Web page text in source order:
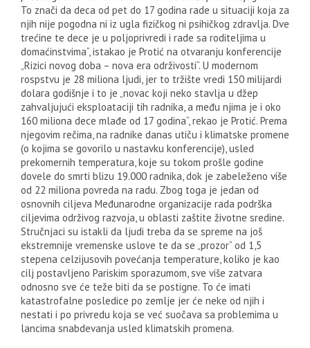
To znači da deca od pet do 17 godina rade u situaciji koja za
njih nije pogodna ni iz ugla fizičkog ni psihičkog zdravlja. Dve
trećine te dece je u poljoprivredi i rade sa roditeljima u
domaćinstvima“, istakao je Protić na otvaranju konferencije
„Rizici novog doba – nova era održivosti“. U modernom
rospstvu je 28 miliona ljudi, jer to tržište vredi 150 milijardi
dolara godišnje i to je „novac koji neko stavlja u džep
zahvaljujući eksploataciji tih radnika, a među njima je i oko
160 miliona dece mlađe od 17 godina“, rekao je Protić. Prema
njegovim rečima, na radnike danas utiču i klimatske promene
(o kojima se govorilo u nastavku konferencije), usled
prekomernih temperatura, koje su tokom prošle godine
dovele do smrti blizu 19.000 radnika, dok je zabeleženo više
od 22 miliona povreda na radu. Zbog toga je jedan od
osnovnih ciljeva Međunarodne organizacije rada podrška
ciljevima održivog razvoja, u oblasti zaštite životne sredine.
Stručnjaci su istakli da ljudi treba da se spreme na još
ekstremnije vremenske uslove te da se „prozor“ od 1,5
stepena celzijusovih povećanja temperature, koliko je kao
cilj postavljeno Pariskim sporazumom, sve više zatvara
odnosno sve će teže biti da se postigne. To će imati
katastrofalne posledice po zemlje jer će neke od njih i
nestati i po privredu koja se već suočava sa problemima u
lancima snabdevanja usled klimatskih promena.